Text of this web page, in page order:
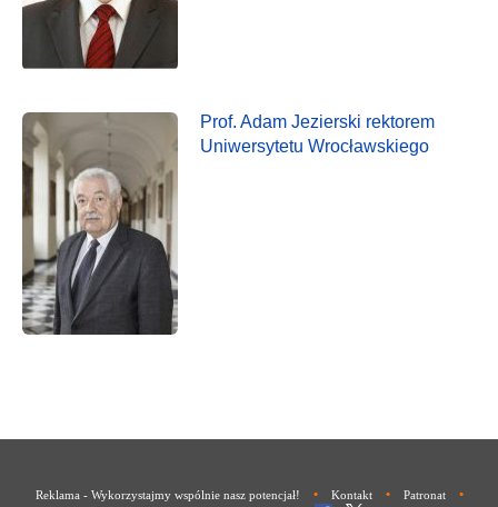
Prof. Adam Jezierski rektorem
Uniwersytetu Wrocławskiego
Reklama - Wykorzystajmy wspólnie nasz potencjał! • Kontakt • Patronat •